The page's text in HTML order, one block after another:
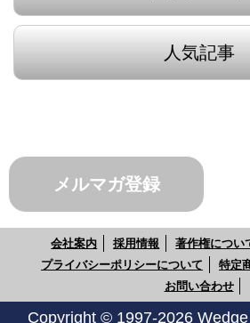
人気記事
メルマガ登録
会社案内 採用情報 著作権につい
プライバシーポリシーについて
特定
お問い合わせ
Copyright © 1997-2026